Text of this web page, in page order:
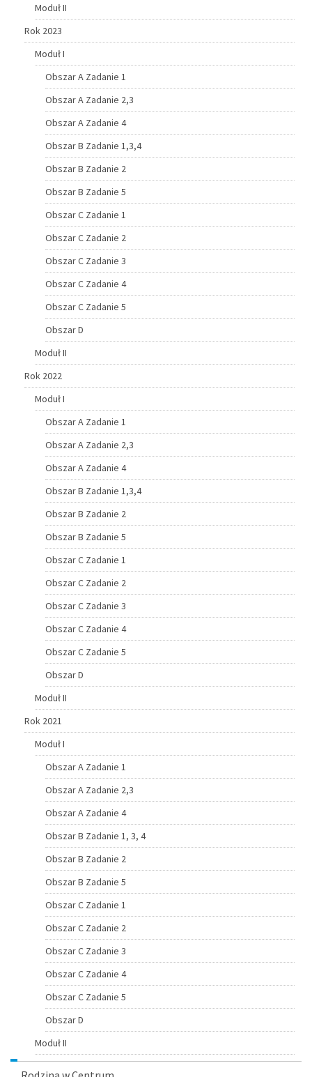
Moduł II
Rok 2023
Moduł I
Obszar A Zadanie 1
Obszar A Zadanie 2,3
Obszar A Zadanie 4
Obszar B Zadanie 1,3,4
Obszar B Zadanie 2
Obszar B Zadanie 5
Obszar C Zadanie 1
Obszar C Zadanie 2
Obszar C Zadanie 3
Obszar C Zadanie 4
Obszar C Zadanie 5
Obszar D
Moduł II
Rok 2022
Moduł I
Obszar A Zadanie 1
Obszar A Zadanie 2,3
Obszar A Zadanie 4
Obszar B Zadanie 1,3,4
Obszar B Zadanie 2
Obszar B Zadanie 5
Obszar C Zadanie 1
Obszar C Zadanie 2
Obszar C Zadanie 3
Obszar C Zadanie 4
Obszar C Zadanie 5
Obszar D
Moduł II
Rok 2021
Moduł I
Obszar A Zadanie 1
Obszar A Zadanie 2,3
Obszar A Zadanie 4
Obszar B Zadanie 1, 3, 4
Obszar B Zadanie 2
Obszar B Zadanie 5
Obszar C Zadanie 1
Obszar C Zadanie 2
Obszar C Zadanie 3
Obszar C Zadanie 4
Obszar C Zadanie 5
Obszar D
Moduł II